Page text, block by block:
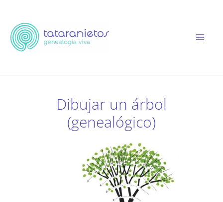
contenido
Dibujar un árbol
(genealógico)